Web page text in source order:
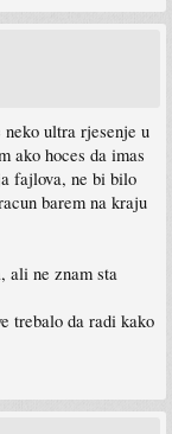
neko ultra rjesenje u
ako hoces da imas
fajlova, ne bi bilo
barem na kraju
ali ne znam sta
trebalo da radi kako